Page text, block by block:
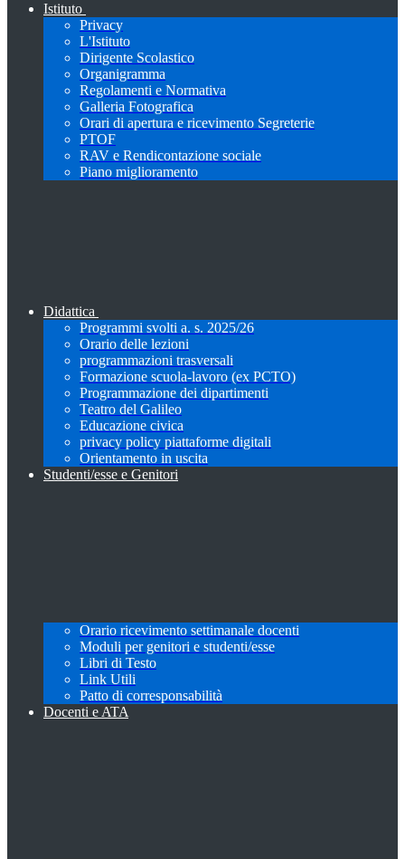
Istituto
Privacy
L'Istituto
Dirigente Scolastico
Organigramma
Regolamenti e Normativa
Galleria Fotografica
Orari di apertura e ricevimento Segreterie
PTOF
RAV e Rendicontazione sociale
Piano miglioramento
Didattica
Programmi svolti a. s. 2025/26
Orario delle lezioni
programmazioni trasversali
Formazione scuola-lavoro (ex PCTO)
Programmazione dei dipartimenti
Teatro del Galileo
Educazione civica
privacy policy piattaforme digitali
Orientamento in uscita
Studenti/esse e Genitori
Orario ricevimento settimanale docenti
Moduli per genitori e studenti/esse
Libri di Testo
Link Utili
Patto di corresponsabilità
Docenti e ATA